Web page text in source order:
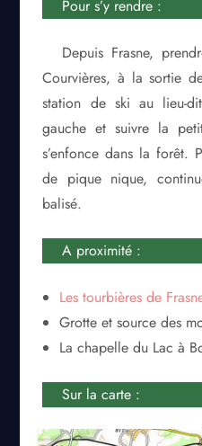
Pour s’y rendre :
Depuis Frasne,
Courvières, à la sortie
station de ski au lieu-
gauche et suivre la
s’enfonce dans la forêt.
de pique nique,
balisé.
A proximité :
Les tourbières de
Grotte et source des
La chapelle du Lac à
Sur la carte :